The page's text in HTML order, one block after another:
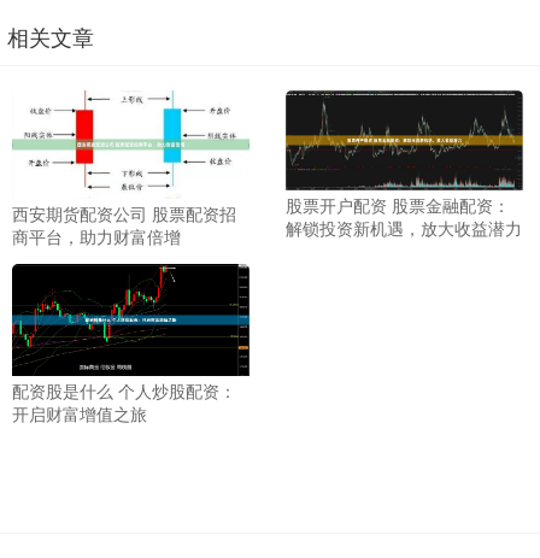
相关文章
西安期货配资公司 股票配资招
商平台，助力财富倍增
股票开户配资 股票金融配资：
解锁投资新机遇，放大收益潜力
配资股是什么 个人炒股配资：
开启财富增值之旅